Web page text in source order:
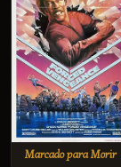
Marcado para Morir